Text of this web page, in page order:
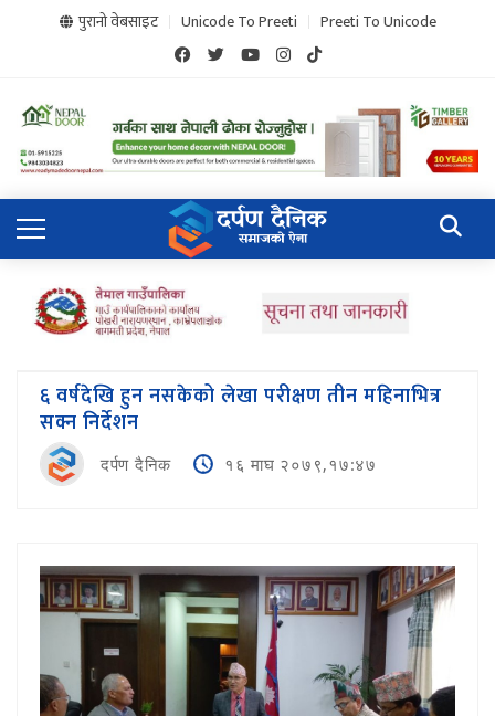
पुरानो वेबसाइट Unicode To Preeti Preeti To Unicode
६ वर्षदेखि हुन नसकेको लेखा परीक्षण तीन महिनाभित्र
सक्न निर्देशन
दर्पण दैनिक १६ माघ २०७९,१७:४७